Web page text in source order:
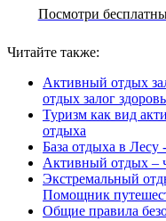
Посмотри
Читайте также:
Активный отдых
отдых залог
Туризм как вид
отдыха
База отдыха в Лесу
Активный отдых –
Экстремальный
Помощник
Общие правила